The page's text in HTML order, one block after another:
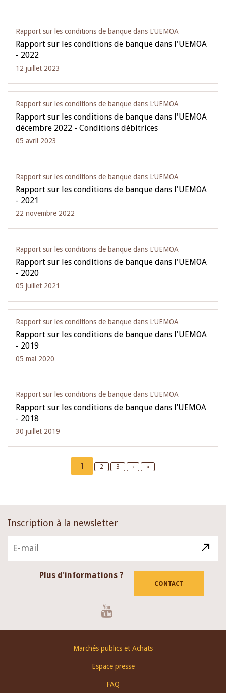
Rapport sur les conditions de banque dans L‘UEMOA
Rapport sur les conditions de banque dans l'UEMOA
- 2022
12 juillet 2023
Rapport sur les conditions de banque dans L‘UEMOA
Rapport sur les conditions de banque dans l'UEMOA
décembre 2022 - Conditions débitrices
05 avril 2023
Rapport sur les conditions de banque dans L‘UEMOA
Rapport sur les conditions de banque dans l'UEMOA
- 2021
22 novembre 2022
Rapport sur les conditions de banque dans L‘UEMOA
Rapport sur les conditions de banque dans l'UEMOA
- 2020
05 juillet 2021
Rapport sur les conditions de banque dans L‘UEMOA
Rapport sur les conditions de banque dans l'UEMOA
- 2019
05 mai 2020
Rapport sur les conditions de banque dans L‘UEMOA
Rapport sur les conditions de banque dans l’UEMOA
- 2018
30 juillet 2019
Current
page
1 Page
2 Page
3
Next
›
Last
»
Inscription à la newsletter
Plus d'informations ?
CONTACT
Marchés publics et Achats
Espace presse
FAQ